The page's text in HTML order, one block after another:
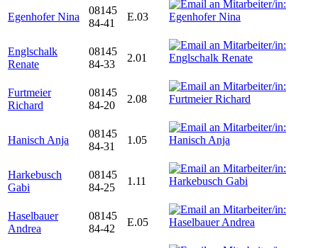
Egenhofer Nina
08145
84-41
E.03
Englschalk
Renate
08145
84-33
2.01
Furtmeier
Richard
08145
84-20
2.08
Hanisch Anja
08145
84-31
1.05
Harkebusch
Gabi
08145
84-25
1.11
Haselbauer
Andrea
08145
84-42
E.05